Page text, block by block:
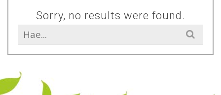
Sorry, no results were found.
Search
for: